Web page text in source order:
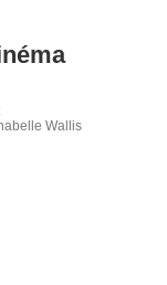
Wallis